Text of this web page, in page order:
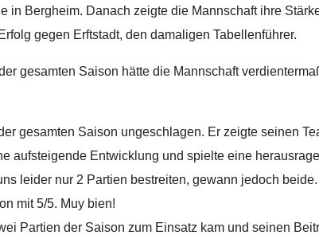
in Bergheim. Danach zeigte die Mannschaft ihre
gegen Erftstadt, den damaligen Tabellenführer.
gesamten Saison hätte die Mannschaft
gesamten Saison ungeschlagen. Er zeigte seinen
aufsteigende Entwicklung und spielte eine
leider nur 2 Partien bestreiten, gewann jedoch beide.
mit 5/5. Muy bien!
Partien der Saison zum Einsatz kam und seinen